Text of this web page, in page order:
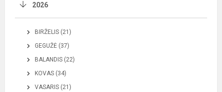
2026
BIRŽELIS (21)
GEGUŽĖ (37)
BALANDIS (22)
KOVAS (34)
VASARIS (21)